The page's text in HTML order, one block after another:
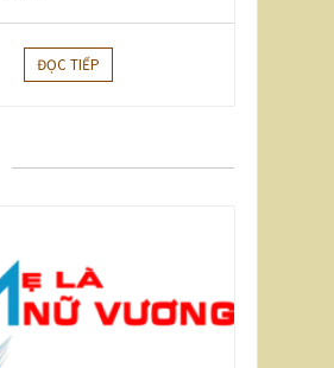
ĐỌC TIẾP